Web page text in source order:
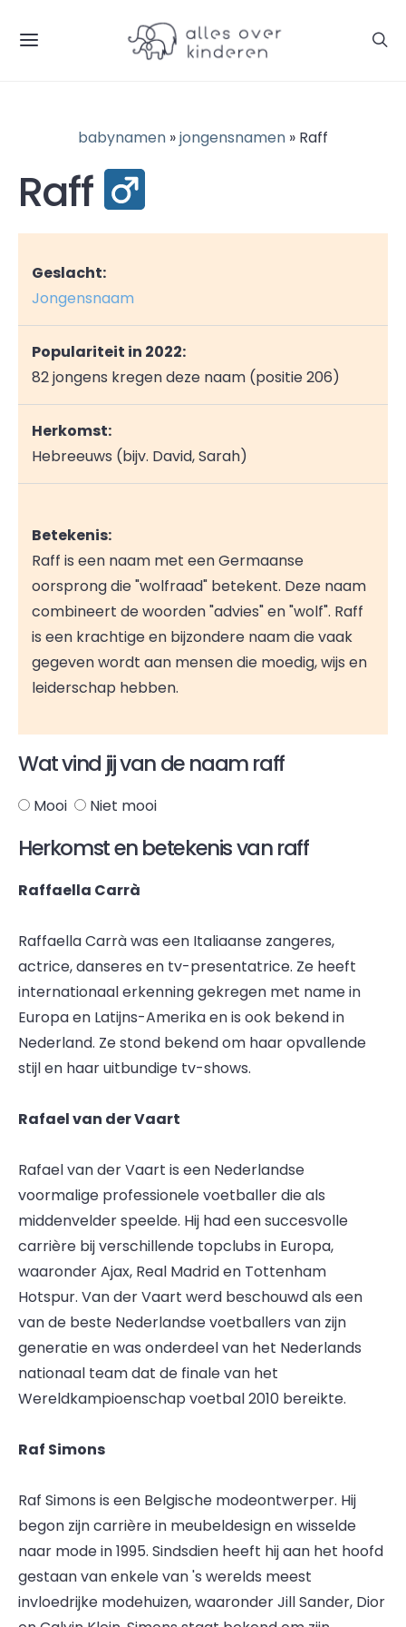
babynamen »jongensnamen » Raff
Raff
Geslacht:
Jongensnaam
Populariteit in 2022:
82 jongens kregen deze naam (positie 206)
Herkomst:
Hebreeuws (bijv. David, Sarah)
Betekenis:
Raff is een naam met een Germaanse
oorsprong die "wolfraad" betekent. Deze naam
combineert de woorden "advies" en "wolf". Raff
is een krachtige en bijzondere naam die vaak
gegeven wordt aan mensen die moedig, wijs en
leiderschap hebben.
Wat vind jij van de naam raff
Mooi Niet mooi
Herkomst en betekenis van raff
Raffaella Carrà
Raffaella Carrà was een Italiaanse zangeres,
actrice, danseres en tv-presentatrice. Ze heeft
internationaal erkenning gekregen met name in
Europa en Latijns-Amerika en is ook bekend in
Nederland. Ze stond bekend om haar opvallende
stijl en haar uitbundige tv-shows.
Rafael van der Vaart
Rafael van der Vaart is een Nederlandse
voormalige professionele voetballer die als
middenvelder speelde. Hij had een succesvolle
carrière bij verschillende topclubs in Europa,
waaronder Ajax, Real Madrid en Tottenham
Hotspur. Van der Vaart werd beschouwd als een
van de beste Nederlandse voetballers van zijn
generatie en was onderdeel van het Nederlands
nationaal team dat de finale van het
Wereldkampioenschap voetbal 2010 bereikte.
Raf Simons
Raf Simons is een Belgische modeontwerper. Hij
begon zijn carrière in meubeldesign en wisselde
naar mode in 1995. Sindsdien heeft hij aan het hoofd
gestaan van enkele van 's werelds meest
invloedrijke modehuizen, waaronder Jill Sander, Dior